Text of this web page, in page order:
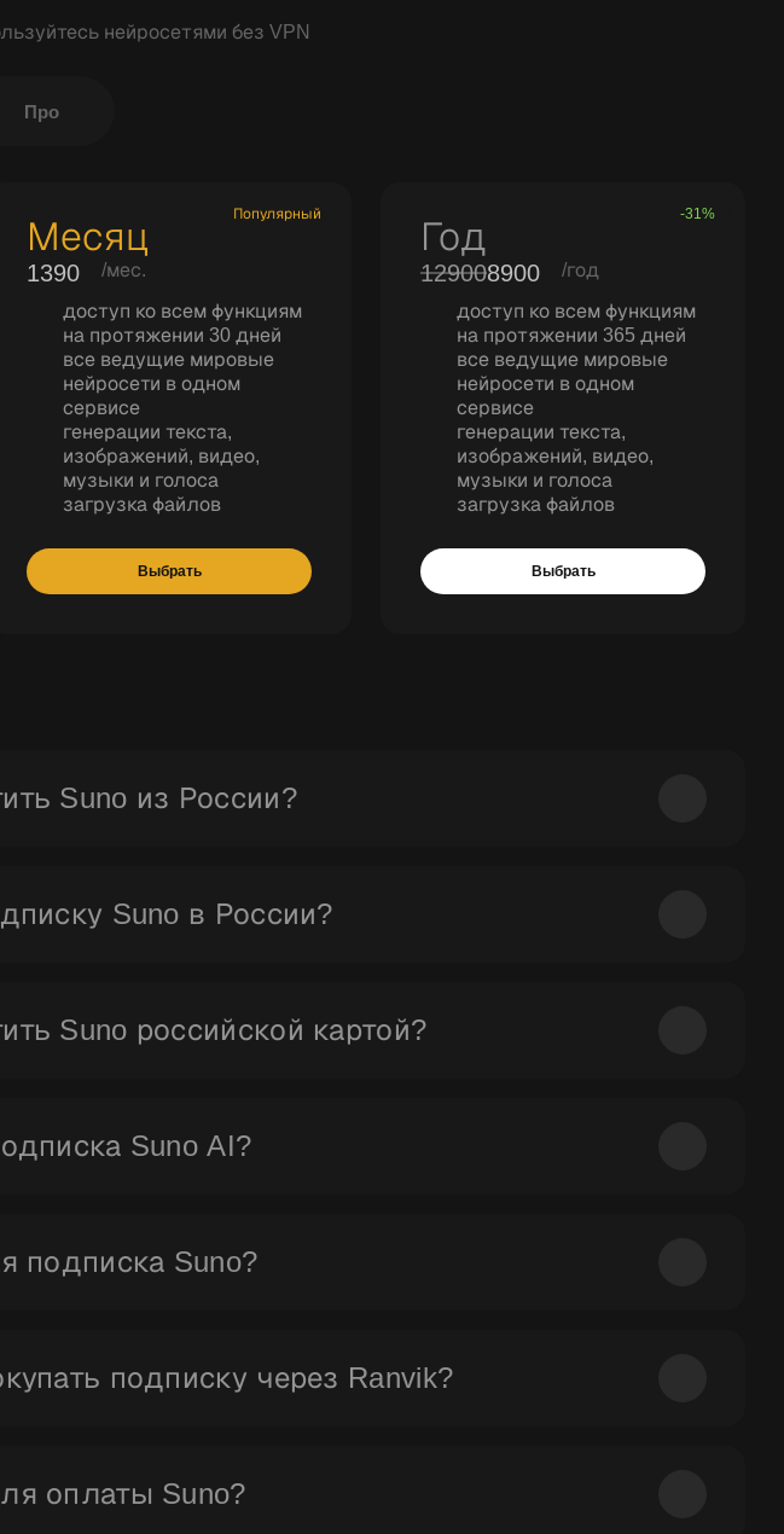
нейросетями без VPN
Про
Месяц
Популярный
1390
/мес.
доступ ко всем функциям
на протяжении 30 дней
все ведущие мировые
нейросети в одном
сервисе
генерации текста,
изображений, видео,
музыки и голоса
загрузка файлов
Выбрать
Год
-31%
129008900
/год
доступ ко всем функциям
на протяжении 365 дней
все ведущие мировые
нейросети в одном
сервисе
генерации текста,
изображений, видео,
музыки и голоса
загрузка файлов
Выбрать
Suno из России?
Suno в России?
Suno российской картой?
Suno AI?
подписка Suno?
подписку через Ranvik?
оплаты Suno?